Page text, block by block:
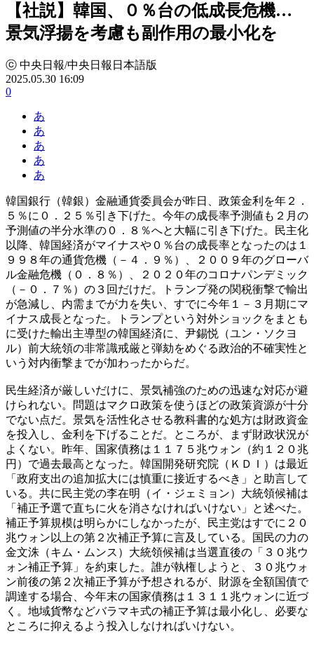
【社説】韓国、０％台の低成長危機…
景気浮揚を考慮も副作用の最小化を
ⓒ 中央日報/中央日報日本語版
2025.05.30 16:09
0
あ
あ
あ
あ
あ
韓国銀行（韓銀）金融通貨委員会が昨日、政策金利を年２．
５％に０．２５％引き下げた。今年の成長率予測値も２月の
予測値の半分水準の０．８％へと大幅に引き下げた。民主化
以降、韓国経済がマイナスや０％台の成長率となったのは１
９９８年の通貨危機（－４．９％）、２００９年のグローバ
ル金融危機（０．８％）、２０２０年のコロナパンデミック
（－０．７％）の３回だけだ。トランプ発の関税衝撃で輸出
が急減し、内需までが力を失い、すでに今年１－３月期にマ
イナス成長となった。トランプという対外ショックをまとも
に受けた輸出主導型の韓国経済に、尹錫悦（ユン・ソクヨ
ル）前大統領の非常識戒厳と弾劾をめぐる政治的不確実性と
いう対内衝撃までが加わったからだ。
民生経済が厳しいだけに、景気補強のための迅速な対応が避
けられない。問題はマクロ政策を使うほどの政策資源が十分
でない点だ。景気を活性化させる教科書的な処方は財政資金
を投入し、金利を下げることだ。ところが、まず財政状況が
よくない。昨年、国家債務は１１７５兆ウォン（約１２０兆
円）で過去最高となった。韓国開発研究院（ＫＤＩ）は最近
「政府支出の追加拡大には慎重に接近するべき」と助言して
いる。共に民主党の李在明（イ・ジェミョン）大統領候補は
「補正予選で直ちに火を消さなければいけない」と述べた。
補正予算規模は明らかにしなかったが、民主党はすでに２０
兆ウォン以上の第２次補正予算に言及している。国民の力の
金文洙（キム・ムンス）大統領候補は当選直後の「３０兆ウ
ォン補正予算」を約束した。誰が執権しようと、３０兆ウォ
ン前後の第２次補正予算が予想されるが、財源を全額国債で
調達する場合、今年末の国家債務は１３１１兆ウォンに近づ
く。地域貨幣などバラマキ式の補正予算は最小化し、必要な
ところに抑えるよう投入しなければいけない。